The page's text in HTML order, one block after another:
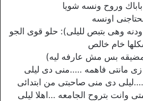
وروح ونسه شويا
اونسه
وهى بتبص لليلى): حلو قوى الجو
خام خالص
بس مش عارفه ليه)
مانتى فاهمه …..منى دى ليلى
دى منى صاحبتى من ابتدائى
وانت بتروح الجامعه …اهلا ليلى